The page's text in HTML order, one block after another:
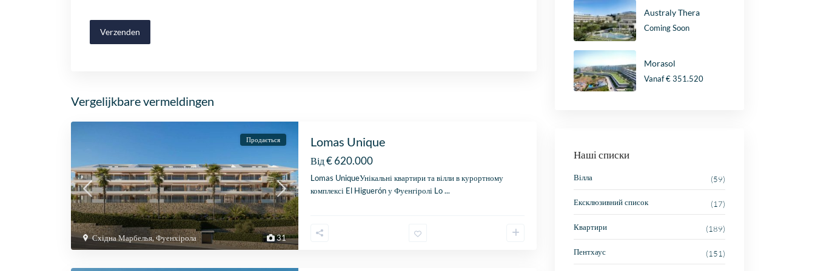
Verzenden
Vergelijkbare vermeldingen
31
Східна Марбелья,Фуенхірола
Продається Lomas Unique
Від€ 620.000
Lomas UniqueУнікальні квартири та вілли в курортному
комплексі El Higuerón у Фуенгіролі Lo...
Australy Thera
Coming Soon
Morasol
Vanaf€ 351.520
Наші списки
Вілла (59)
Ексклюзивний список (17)
Квартири (189)
Пентхаус (151)